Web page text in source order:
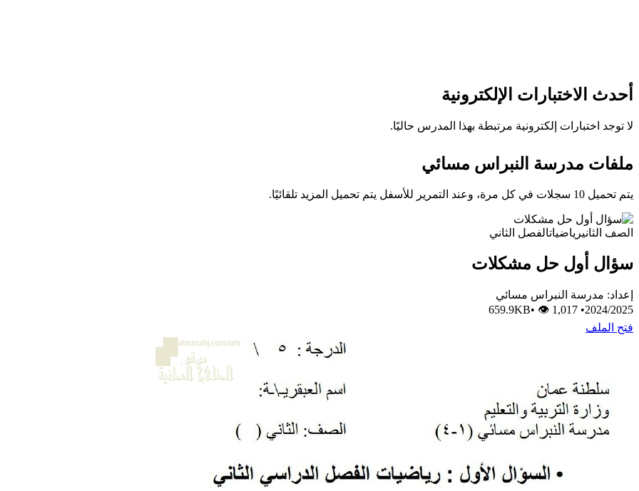
أحدث الاختبارات الإلكترونية
لا توجد اختبارات إلكترونية مرتبطة بهذا المدرس حاليًا.
ملفات مدرسة النبراس مسائي
يتم تحميل 10 سجلات في كل مرة، وعند التمرير للأسفل يتم تحميل المزيد تلقائيًا.
الصف الثانيرياضياتالفصل الثاني
سؤال أول حل مشكلات
إعداد: مدرسة النبراس مسائي
2024/2025
•
• 👁 1,017
فتح الملف